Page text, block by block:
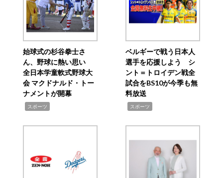
始球式の杉谷拳士さ
ん、野球に熱い思い
全日本学童軟式野球大
会 マクドナルド・トー
ナメントが開幕
スポーツ
ベルギーで戦う日本人
選手を応援しよう シ
ント＝トロイデン戦全
試合をBS10が今季も無
料放送
スポーツ